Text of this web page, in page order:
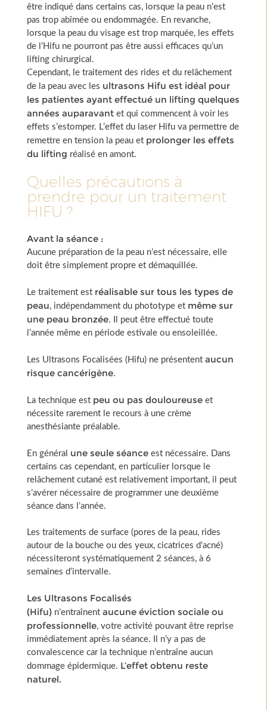
être indiqué dans certains cas, lorsque la peau n’est
pas trop abîmée ou endommagée. En revanche,
lorsque la peau du visage est trop marquée, les effets
de l’Hifu ne pourront pas être aussi efficaces qu’un
lifting chirurgical.
Cependant, le traitement des rides et du relâchement
de la peau avec les ultrasons Hifu est idéal pour
les patientes ayant effectué un lifting quelques
années auparavantet qui commencent à voir les
effets s’estomper. L’effet du laser Hifu va permettre de
remettre en tension la peau et prolonger les effets
du lifting réalisé en amont.
Quelles précautions à
prendre pour un traitement
HIFU ?
Avant la séance :
Aucune préparation de la peau n’est nécessaire, elle
doit être simplement propre et démaquillée.
Le traitement est réalisable sur tous les types de
peau, indépendamment du phototype et même sur
une peau bronzée. Il peut être effectué toute
l’année même en période estivale ou ensoleillée.
Les Ultrasons Focalisées (Hifu) ne présentent aucun
risque cancérigène.
La technique est peu ou pas douloureuseet
nécessite rarement le recours à une crème
anesthésiante préalable.
En général une seule séanceest nécessaire. Dans
certains cas cependant, en particulier lorsque le
relâchement cutané est relativement important, il peut
s’avérer nécessaire de programmer une deuxième
séance dans l’année.
Les traitements de surface (pores de la peau, rides
autour de la bouche ou des yeux, cicatrices d’acné)
nécessiteront systématiquement 2 séances, à 6
semaines d’intervalle.
Les Ultrasons Focalisés
(Hifu) n’entraînent aucune éviction sociale ou
professionnelle, votre activité pouvant être reprise
immédiatement après la séance. Il n’y a pas de
convalescence car la technique n’entraîne aucun
dommage épidermique. L’effet obtenu reste
naturel.